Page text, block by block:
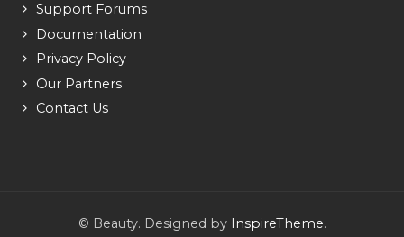
Support Forums
Documentation
Privacy Policy
Our Partners
Contact Us
© Beauty. Designed by InspireTheme.